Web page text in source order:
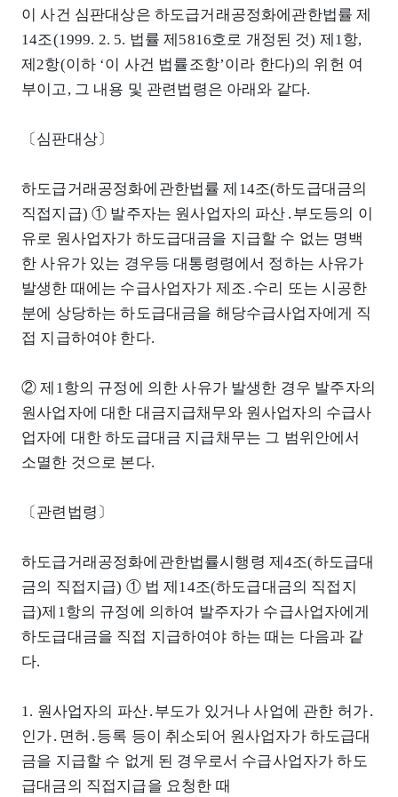
이 사건 심판대상은 하도급거래공정화에관한법률 제
14조(1999. 2. 5. 법률 제5816호로 개정된 것) 제1항,
제2항(이하 ‘이 사건 법률조항’이라 한다)의 위헌 여
부이고, 그 내용 및 관련법령은 아래와 같다.
〔심판대상〕
하도급거래공정화에관한법률 제14조(하도급대금의
직접지급) ① 발주자는 원사업자의 파산․부도등의 이
유로 원사업자가 하도급대금을 지급할 수 없는 명백
한 사유가 있는 경우등 대통령령에서 정하는 사유가
발생한 때에는 수급사업자가 제조․수리 또는 시공한
분에 상당하는 하도급대금을 해당수급사업자에게 직
접 지급하여야 한다.
② 제1항의 규정에 의한 사유가 발생한 경우 발주자의
원사업자에 대한 대금지급채무와 원사업자의 수급사
업자에 대한 하도급대금 지급채무는 그 범위안에서
소멸한 것으로 본다.
〔관련법령〕
하도급거래공정화에관한법률시행령 제4조(하도급대
금의 직접지급) ① 법 제14조(하도급대금의 직접지
급)제1항의 규정에 의하여 발주자가 수급사업자에게
하도급대금을 직접 지급하여야 하는 때는 다음과 같
다.
1. 원사업자의 파산․부도가 있거나 사업에 관한 허가․
인가․면허․등록 등이 취소되어 원사업자가 하도급대
금을 지급할 수 없게 된 경우로서 수급사업자가 하도
급대금의 직접지급을 요청한 때